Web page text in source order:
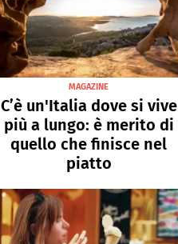
MAGAZINE
C’è un'Italia dove si vive
più a lungo: è merito di
quello che finisce nel
piatto